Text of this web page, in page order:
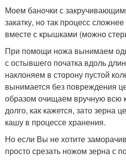
Моем баночки с
закатку, но так процесс
вместе с крышками (можно
При помощи ножа вынимаем
с остывшего початка вдоль
наклоняем в сторону пустой
вынимается без повреждения
образом очищаем вручную всю
долго, как кажется, зато зерна
кашу в процессе хранения.
Но если Вы не хотите
просто срезать ножом зерна с